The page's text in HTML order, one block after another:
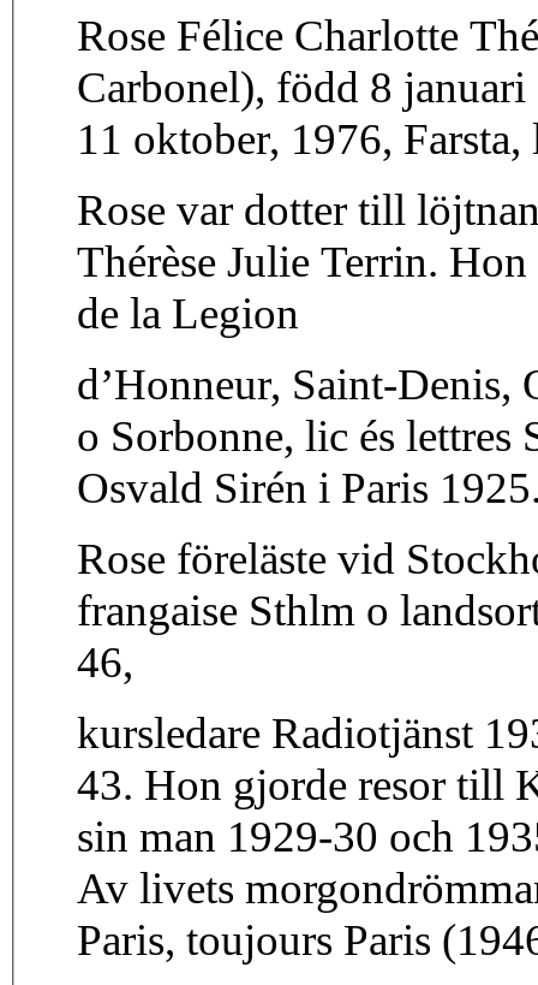
Rose Félice Charlotte
Carbonel), född 8
11 oktober, 1976,
Rose var dotter till
Thérèse Julie Terrin.
de la Legion
d’Honneur, Saint-
o Sorbonne, lic és lettres
Osvald Sirén i Paris
Rose föreläste vid
frangaise Sthlm o
46,
kursledare Radiotjänst
43. Hon gjorde resor till
sin man 1929-30 och
Av livets
Paris, toujours Paris